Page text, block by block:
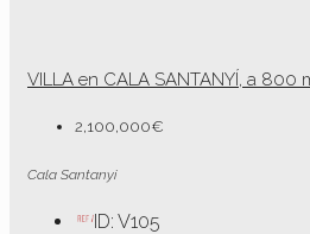
VILLA en CALA SANTANYÍ, a 800
2,100,000€
Cala Santanyi
ID: V105